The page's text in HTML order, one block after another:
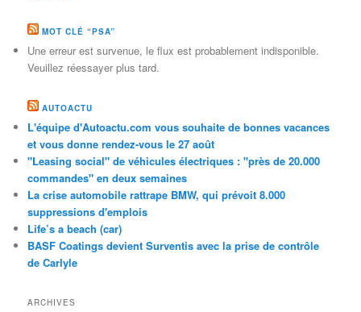
MOT CLÉ “PSA”
Une erreur est survenue, le flux est probablement indisponible.
Veuillez réessayer plus tard.
AUTOACTU
L'équipe d'Autoactu.com vous souhaite de bonnes vacances
et vous donne rendez-vous le 27 août
"Leasing social" de véhicules électriques : "près de 20.000
commandes" en deux semaines
La crise automobile rattrape BMW, qui prévoit 8.000
suppressions d'emplois
Life’s a beach (car)
BASF Coatings devient Surventis avec la prise de contrôle
de Carlyle
ARCHIVES